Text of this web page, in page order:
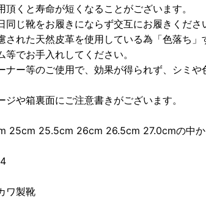
頂くと寿命が短くなることがございます。
同じ靴をお履きにならず交互にお履きくださ
された天然皮革を使用している為「色落ち」
等でお手入れしてください。
ナー等のご使用で、効果が得られず、シミ
や箱裏面にご注意書きがございます。
25cm 25.5cm 26cm 26.5cm 27.0cmの中か
ワ製靴